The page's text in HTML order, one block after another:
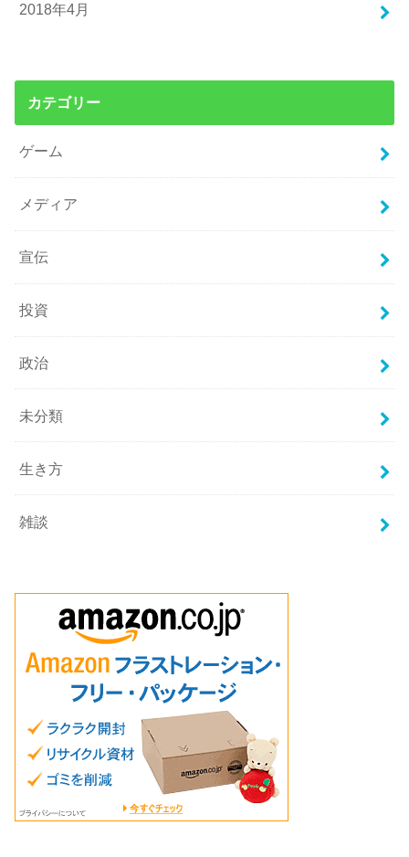
2018年4月
カテゴリー
ゲーム
メディア
宣伝
投資
政治
未分類
生き方
雑談